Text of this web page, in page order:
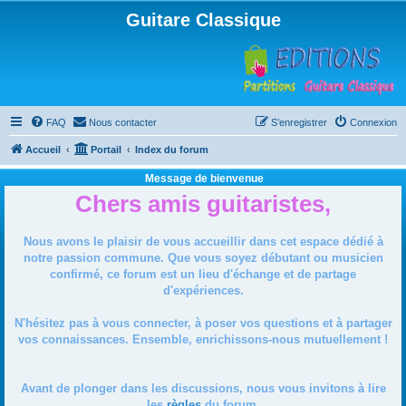
Guitare Classique
FAQ Nous contacter Connexion
S’enregistrer
Accueil Portail Index du forum
Message de bienvenue
Chers amis guitaristes,
Nous avons le plaisir de vous accueillir dans cet espace dédié à
notre passion commune. Que vous soyez débutant ou musicien
confirmé, ce forum est un lieu d'échange et de partage
d'expériences.
N'hésitez pas à vous connecter, à poser vos questions et à partager
vos connaissances. Ensemble, enrichissons-nous mutuellement !
Avant de plonger dans les discussions, nous vous invitons à lire